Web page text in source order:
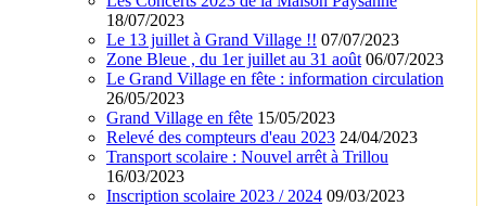
18/07/2023
Le 13 juillet à Grand Village !! 07/07/2023
Zone Bleue , du 1er juillet au 31 août 06/07/2023
Le Grand Village en fête : information circulation
26/05/2023
Grand Village en fête 15/05/2023
Relevé des compteurs d'eau 2023 24/04/2023
Transport scolaire : Nouvel arrêt à Trillou
16/03/2023
Inscription scolaire 2023 / 2024 09/03/2023